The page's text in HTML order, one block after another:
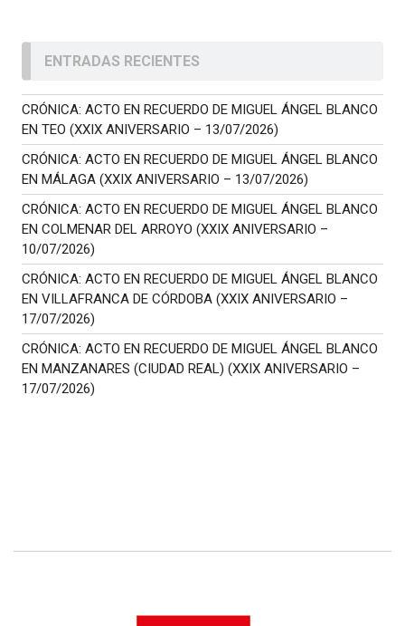
ENTRADAS RECIENTES
CRÓNICA: ACTO EN RECUERDO DE MIGUEL ÁNGEL BLANCO
EN TEO (XXIX ANIVERSARIO – 13/07/2026)
CRÓNICA: ACTO EN RECUERDO DE MIGUEL ÁNGEL BLANCO
EN MÁLAGA (XXIX ANIVERSARIO – 13/07/2026)
CRÓNICA: ACTO EN RECUERDO DE MIGUEL ÁNGEL BLANCO
EN COLMENAR DEL ARROYO (XXIX ANIVERSARIO –
10/07/2026)
CRÓNICA: ACTO EN RECUERDO DE MIGUEL ÁNGEL BLANCO
EN VILLAFRANCA DE CÓRDOBA (XXIX ANIVERSARIO –
17/07/2026)
CRÓNICA: ACTO EN RECUERDO DE MIGUEL ÁNGEL BLANCO
EN MANZANARES (CIUDAD REAL) (XXIX ANIVERSARIO –
17/07/2026)